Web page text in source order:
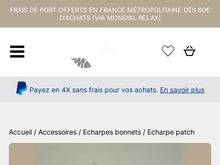
FRAIS DE PORT OFFERTS EN FRANCE MÉTROPOLITAINE DÈS 80€
D'ACHATS (VIA MONDIAL RELAY)
Payez en 4X sans frais pour vos achats. En savoir plus
Accueil / Accessoires / Echarpes bonnets / Echarpe patch